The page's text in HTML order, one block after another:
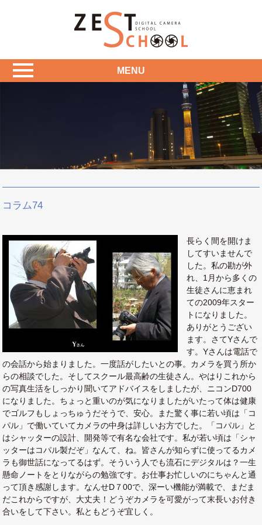
MENU
コラム74
長らく間を開けま
してすいませんで
した。私の勘が外
れ、1月から多くの
生徒さんに恵まれ
ての2009年スター
トになりました。
ありがとうござい
ます。さてYさんで
す。Yさんは電話で
の会話から始まりました。一度話がしたいとの事。カメラを買う所か
らの相談でした。そしてスクール最高齢の生徒さん。やはりこれから
の写真生活をしっかり聞いてアドバイスをしましたが、ニコンD700
になりました。ちょっと重いのが気になりましたがいたって体は健康
でゴルフもしょっちゅうだそうで、安心。また驚く事に若い頃は「コ
パル」で働いていてカメラの中身は詳しいお方でした。「コパル」と
はシャッターの設計、開発等で有名な会社です。私が若い頃は「シャ
ッターはコパル製だぞ」なんて、ね。皆さんが知らずに使ってるカメ
ラも御世話になってるはず。そういう人でも流石にデジタルは？一生
懸命ノートをとりながらの勉強です。お仕事お忙しいのにちゃんと通
って頂き感謝します。なんせD７00で、深ーい機能が満載で、まだま
だこれからですが、大丈夫！どうぞカメラを可愛がって末長いお付き
合いをして下さい。私ともどうぞ宜しく。